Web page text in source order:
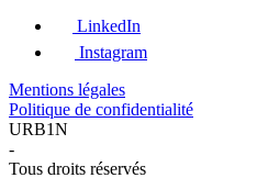
LinkedIn
Instagram
Mentions légales
Politique de confidentialité
URB1N
-
Tous droits réservés